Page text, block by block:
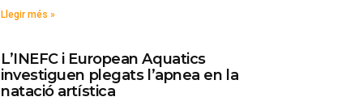
Llegir més »
L’INEFC i European Aquatics
investiguen plegats l’apnea en la
natació artística